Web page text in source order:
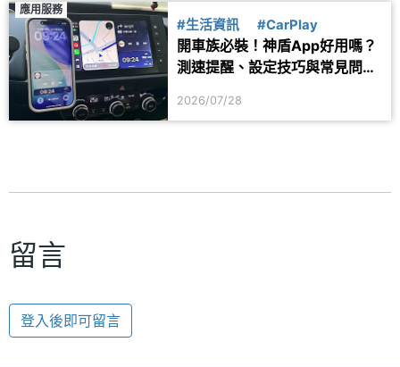
應用服務
#生活資訊 #CarPlay
開車族必裝！神盾App好用嗎？
測速提醒、設定技巧與常見問題
2026/07/28
留言
登入後即可留言